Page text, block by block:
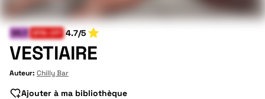
MILF SPIN-OFF 4.7/5
VESTIAIRE
Auteur: Chilly Bar
Ajouter à ma bibliothèque